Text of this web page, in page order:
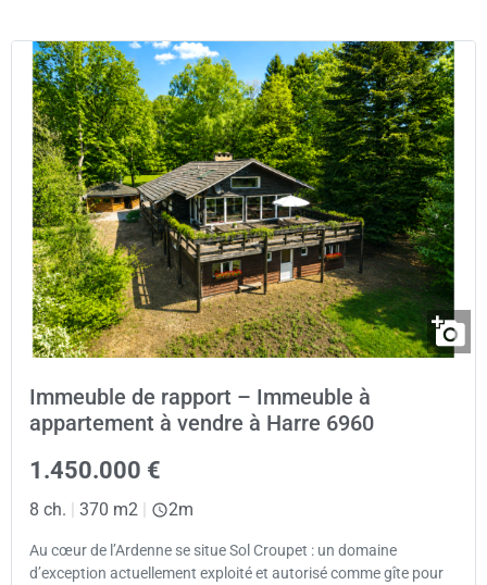
Immeuble de rapport – Immeuble à
appartement à vendre à Harre 6960
1.450.000 €
8 ch. 370 m2 2m
Au cœur de l’Ardenne se situe Sol Croupet : un domaine
d’exception actuellement exploité et autorisé comme gîte pour